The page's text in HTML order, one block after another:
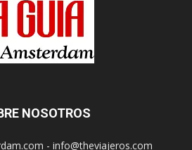
NOSOTROS
- info@theviajeros.com